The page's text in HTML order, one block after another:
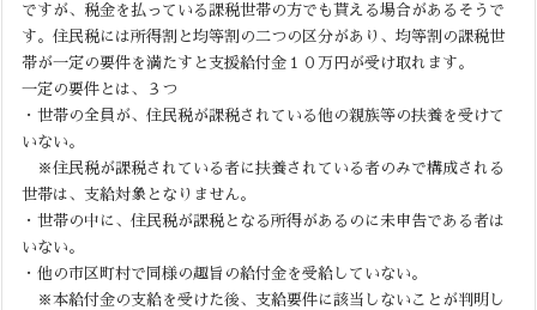
ですが、税金を払っている課税世帯の方でも貰える場合があるそうで
す。住民税には所得割と均等割の二つの区分があり、均等割の課税世
帯が一定の要件を満たすと支援給付金１０万円が受け取れます。
一定の要件とは、３つ
・世帯の全員が、住民税が課税されている他の親族等の扶養を受けて
いない。
※住民税が課税されている者に扶養されている者のみで構成される
世帯は、支給対象となりません。
・世帯の中に、住民税が課税となる所得があるのに未申告である者は
いない。
・他の市区町村で同様の趣旨の給付金を受給していない。
※本給付金の支給を受けた後、支給要件に該当しないことが判明し